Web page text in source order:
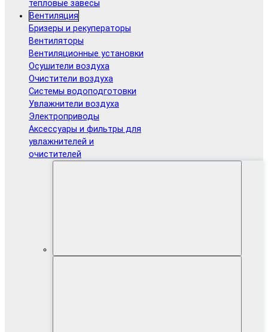
тепловые завесы
Вентиляция
Бризеры и рекуператоры
Вентиляторы
Вентиляционные установки
Осушители воздуха
Очистители воздуха
Системы водоподготовки
Увлажнители воздуха
Электроприводы
Аксессуары и фильтры для
увлажнителей и
очистителей